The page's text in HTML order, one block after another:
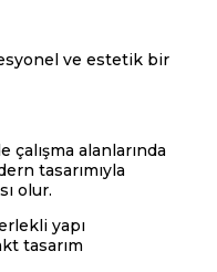
ve estetik bir
çalışma alanlarında
tasarımıyla
olur.
yapı
tasarım